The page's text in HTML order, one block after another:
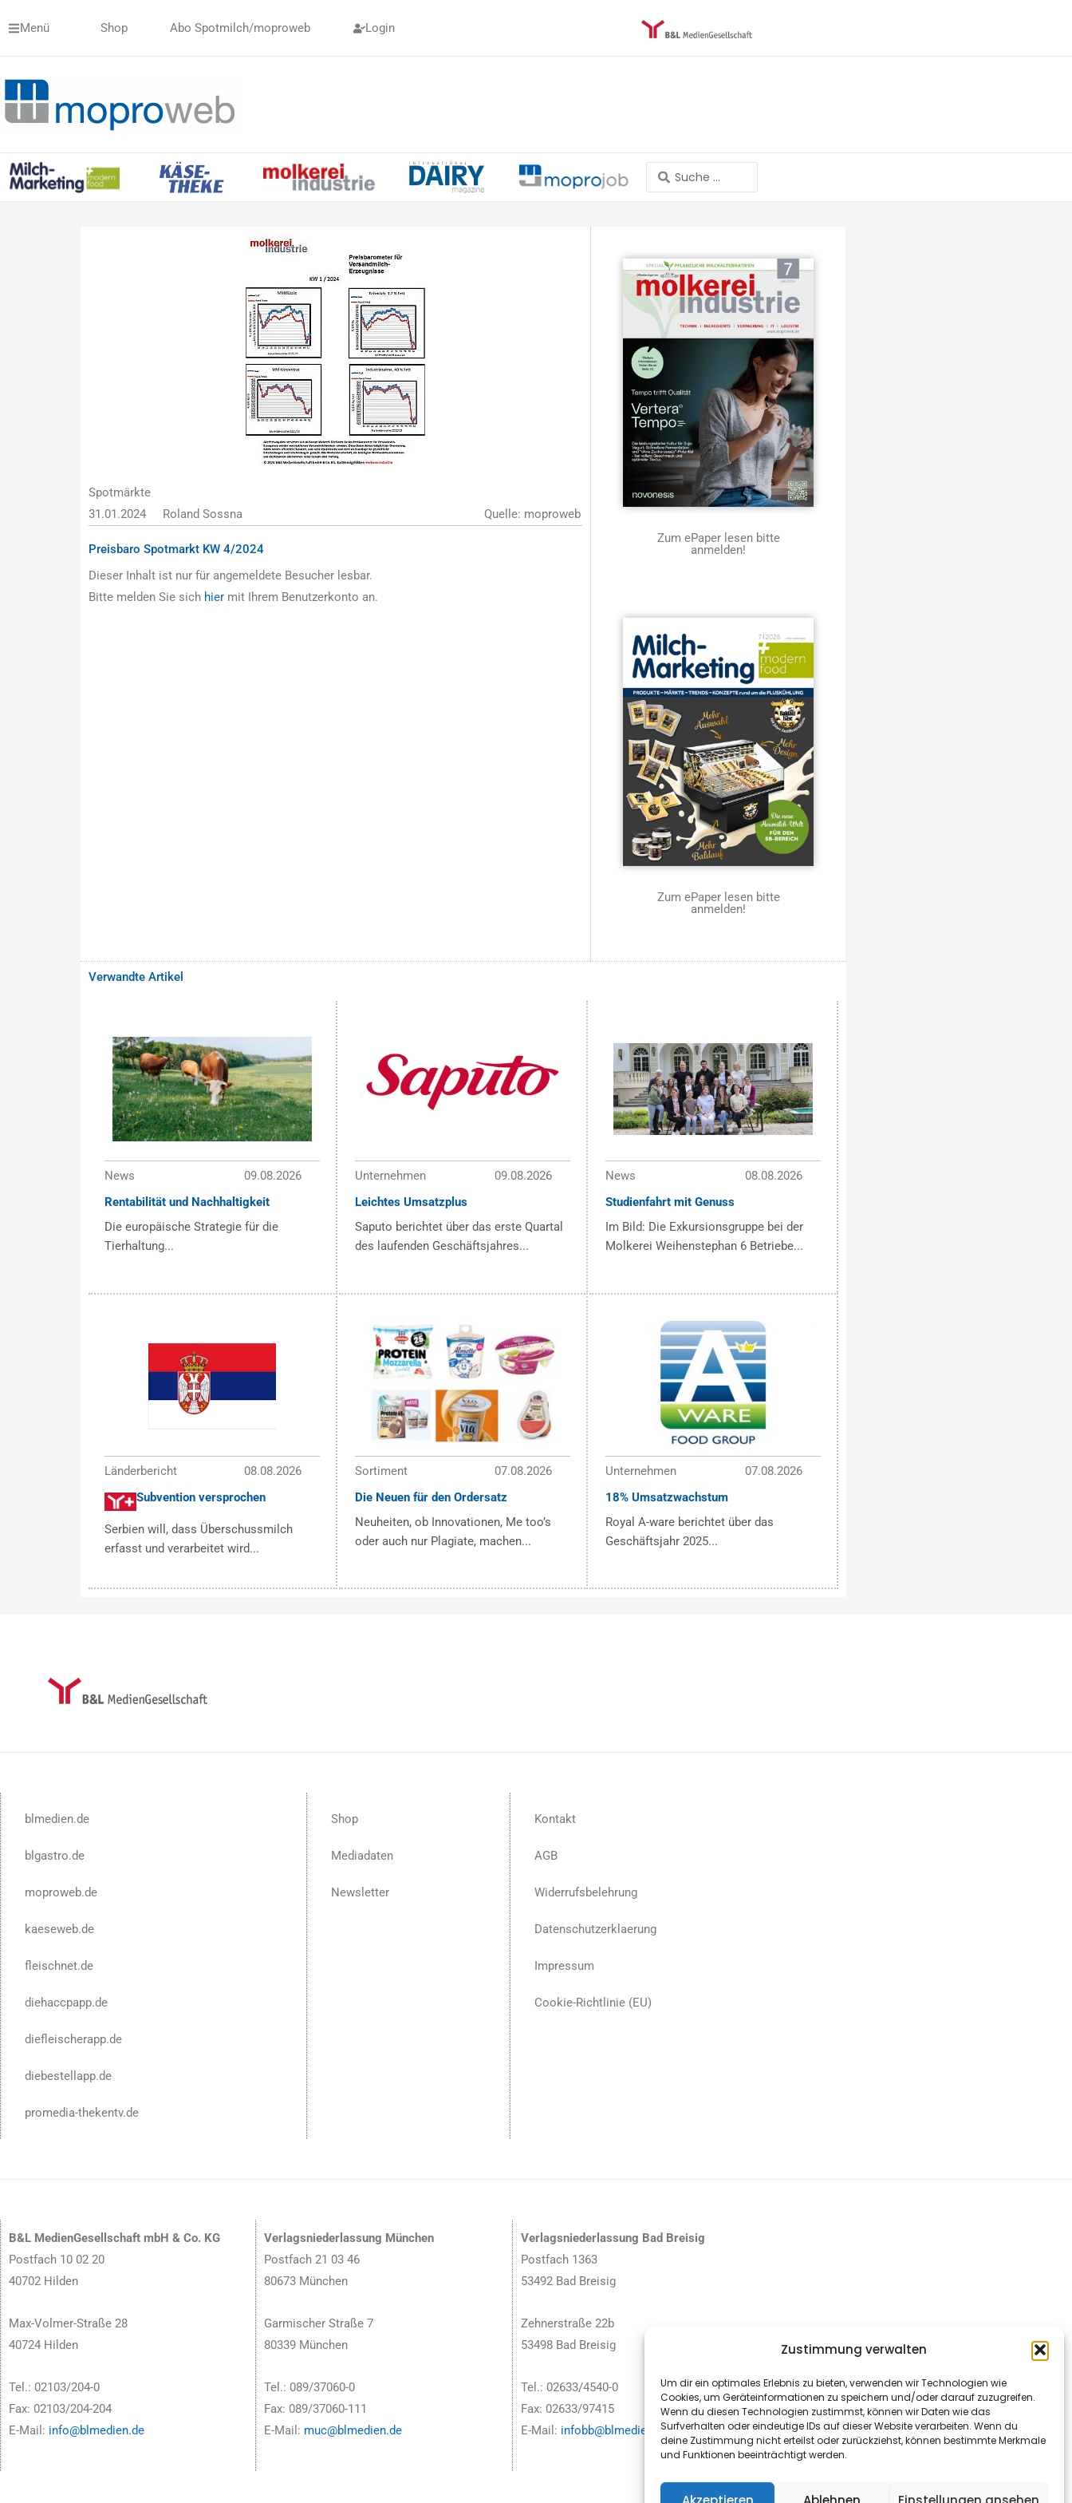
Zustimmung verwalten
Um dir ein optimales Erlebnis zu bieten, verwenden wir Technologien wie
Cookies, um Geräteinformationen zu speichern und/oder darauf zuzugreifen.
Wenn du diesen Technologien zustimmst, können wir Daten wie das
Surfverhalten oder eindeutige IDs auf dieser Website verarbeiten. Wenn du
deine Zustimmung nicht erteilst oder zurückziehst, können bestimmte Merkmale
und Funktionen beeinträchtigt werden.
InhaltMenü Shop Abo Spotmilch/moproweb Login
Search
...
Spotmärkte
31.01.2024
Roland Sossna Quelle: moproweb
Preisbaro Spotmarkt KW 4/2024
Dieser Inhalt ist nur für angemeldete Besucher lesbar.
Bitte melden Sie sich hiermit Ihrem Benutzerkonto an.
Zum ePaper lesen bitte
anmelden!
Zum ePaper lesen bitte
anmelden!
Verwandte Artikel
News
09.08.2026
Rentabilität und Nachhaltigkeit
Die europäische Strategie für die
Tierhaltung...
Unternehmen
09.08.2026
Leichtes Umsatzplus
Saputo berichtet über das erste Quartal
des laufenden Geschäftsjahres...
News
08.08.2026
Studienfahrt mit Genuss
Im Bild: Die Exkursionsgruppe bei der
Molkerei Weihenstephan 6 Betriebe...
Länderbericht
08.08.2026
Subvention versprochen
Serbien will, dass Überschussmilch
erfasst und verarbeitet wird...
Sortiment
07.08.2026
Die Neuen für den Ordersatz
Neuheiten, ob Innovationen, Me too’s
oder auch nur Plagiate, machen...
Unternehmen
07.08.2026
18% Umsatzwachstum
Royal A-ware berichtet über das
Geschäftsjahr 2025...
blmedien.de
blgastro.de
moproweb.de
kaeseweb.de
fleischnet.de
diehaccpapp.de
diefleischerapp.de
diebestellapp.de
promedia-thekentv.de
Shop
Mediadaten
Newsletter
Kontakt
AGB
Widerrufsbelehrung
Datenschutzerklaerung
Impressum
Cookie-Richtlinie (EU)
B&L MedienGesellschaft mbH & Co. KG
Postfach 10 02 20
40702 Hilden
Max-Volmer-Straße 28
40724 Hilden
Tel.: 02103/204-0
Fax: 02103/204-204
E-Mail: info@blmedien.de
Verlagsniederlassung München
Postfach 21 03 46
80673 München
Garmischer Straße 7
80339 München
Tel.: 089/37060-0
Fax: 089/37060-111
E-Mail: muc@blmedien.de
Verlagsniederlassung Bad Breisig
Postfach 1363
53492 Bad Breisig
Zehnerstraße 22b
53498 Bad Breisig
Tel.: 02633/4540-0
Fax: 02633/97415
E-Mail: infobb@blmedien.de